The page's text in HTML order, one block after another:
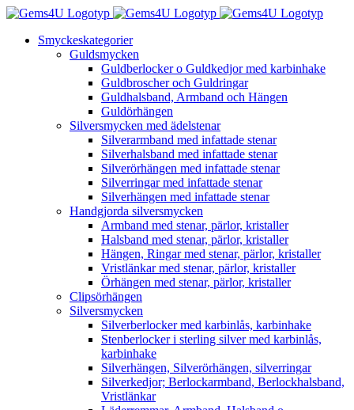
Fortsätt
innehålletSmyckeskategorier
Guldsmycken
Guldberlocker o Guldkedjor med karbinhake
Guldbroscher och Guldringar
Guldhalsband, Armband och Hängen
Guldörhängen
Silversmycken med ädelstenar
Silverarmband med infattade stenar
Silverhalsband med infattade stenar
Silverörhängen med infattade stenar
Silverringar med infattade stenar
Silverhängen med infattade stenar
Handgjorda silversmycken
Armband med stenar, pärlor, kristaller
Halsband med stenar, pärlor, kristaller
Hängen, Ringar med stenar, pärlor, kristaller
Vristlänkar med stenar, pärlor, kristaller
Örhängen med stenar, pärlor, kristaller
Clipsörhängen
Silversmycken
Silverberlocker med karbinlås, karbinhake
Stenberlocker i sterling silver med karbinlås,
karbinhake
Silverhängen, Silverörhängen, silverringar
Silverkedjor; Berlockarmband, Berlockhalsband,
Vristlänkar